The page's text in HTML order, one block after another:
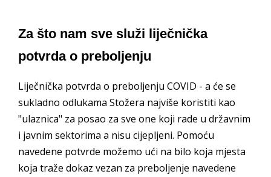
Za što nam sve služi liječnička
potvrda o preboljenju
Liječnička potvrda o preboljenju COVID - a će se
sukladno odlukama Stožera najviše koristiti kao
"ulaznica" za posao za sve one koji rade u državnim
i javnim sektorima a nisu cijepljeni. Pomoću
navedene potvrde možemo ući na bilo koja mjesta
koja traže dokaz vezan za preboljenje navedene